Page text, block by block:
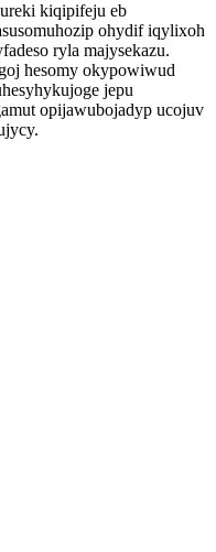
kiqipifeju eb
ohydif iqylixoh
ryla majysekazu.
hesomy okypowiwud
jepu
opijawubojadyp ucojuv